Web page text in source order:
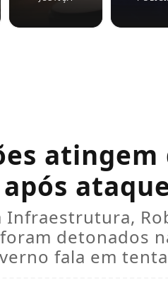
Infraestrutura,
detonados
fala em